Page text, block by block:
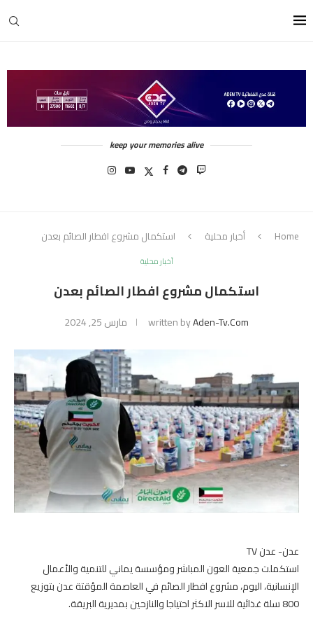
keep your memories alive
Home أخبار محلية استكمال مشروع افطار الصائم بعدن
أخبار محلية
استكمال مشروع افطار الصائم بعدن
written byAden-Tv.com مارس 25, 2024
عدن- عدن TV
استكملت جمعية العون المباشر ومؤسسة يماني للتنمية والأعمال
الإنسانية، اليوم، مشروع افطار الصائم في العاصمة المؤقتة عدن بتوزيع
800 سلة غذائية للاسر الاكثر احتياجا والنازحين بمديرية البريقة.